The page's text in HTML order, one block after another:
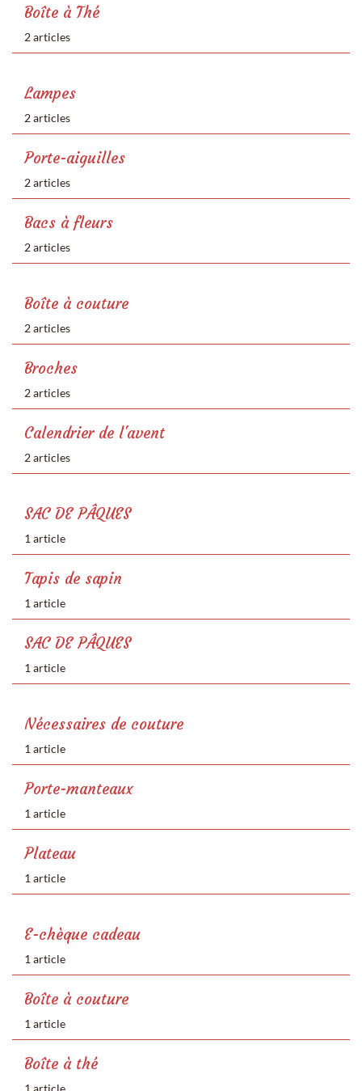
Boîte à Thé
2 articles
Lampes
2 articles
Porte-aiguilles
2 articles
Bacs à fleurs
2 articles
Boîte à couture
2 articles
Broches
2 articles
Calendrier de l'avent
2 articles
SAC DE PÂQUES
1 article
Tapis de sapin
1 article
SAC DE PÂQUES
1 article
Nécessaires de couture
1 article
Porte-manteaux
1 article
Plateau
1 article
E-chèque cadeau
1 article
Boîte à couture
1 article
Boîte à thé
1 article